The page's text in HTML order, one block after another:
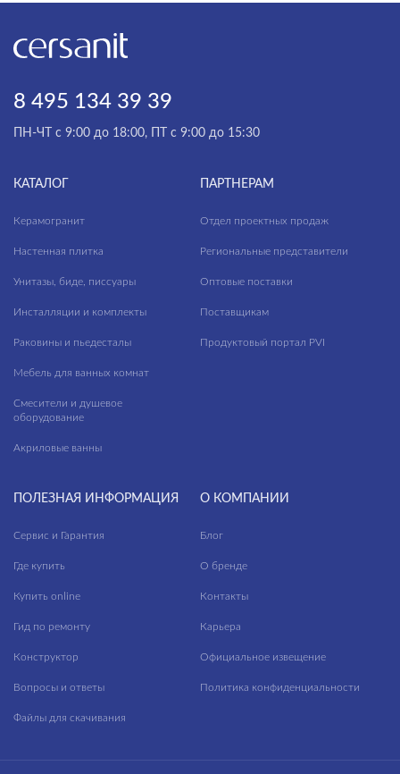
8 495 134 39 39
ПН-ЧТ с 9:00 до 18:00, ПТ с 9:00 до 15:30
КАТАЛОГ
Керамогранит
Настенная плитка
Унитазы, биде, писсуары
Инсталляции и комплекты
Раковины и пьедесталы
Мебель для ванных комнат
Смесители и душевое
оборудование
Акриловые ванны
ПАРТНЕРАМ
Отдел проектных продаж
Региональные представители
Оптовые поставки
Поставщикам
Продуктовый портал PVI
ПОЛЕЗНАЯ ИНФОРМАЦИЯ
Сервис и Гарантия
Где купить
Купить online
Гид по ремонту
Конструктор
Вопросы и ответы
Файлы для скачивания
О КОМПАНИИ
Блог
О бренде
Контакты
Карьера
Официальное извещение
Политика конфиденциальности